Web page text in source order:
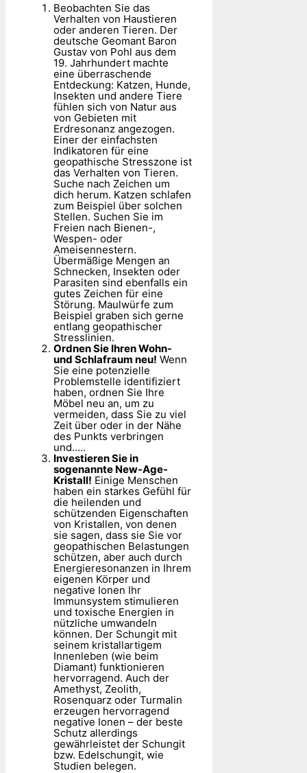
Beobachten Sie das
Verhalten von Haustieren
oder anderen Tieren. Der
deutsche Geomant Baron
Gustav von Pohl aus dem
19. Jahrhundert machte
eine überraschende
Entdeckung: Katzen, Hunde,
Insekten und andere Tiere
fühlen sich von Natur aus
von Gebieten mit
Erdresonanz angezogen.
Einer der einfachsten
Indikatoren für eine
geopathische Stresszone ist
das Verhalten von Tieren.
Suche nach Zeichen um
dich herum. Katzen schlafen
zum Beispiel über solchen
Stellen. Suchen Sie im
Freien nach Bienen-,
Wespen- oder
Ameisennestern.
Übermäßige Mengen an
Schnecken, Insekten oder
Parasiten sind ebenfalls ein
gutes Zeichen für eine
Störung. Maulwürfe zum
Beispiel graben sich gerne
entlang geopathischer
Stresslinien.
Ordnen Sie Ihren Wohn-
und Schlafraum neu! Wenn
Sie eine potenzielle
Problemstelle identifiziert
haben, ordnen Sie Ihre
Möbel neu an, um zu
vermeiden, dass Sie zu viel
Zeit über oder in der Nähe
des Punkts verbringen
und…..
Investieren Sie in
sogenannte New-Age-
Kristall! Einige Menschen
haben ein starkes Gefühl für
die heilenden und
schützenden Eigenschaften
von Kristallen, von denen
sie sagen, dass sie Sie vor
geopathischen Belastungen
schützen, aber auch durch
Energieresonanzen in Ihrem
eigenen Körper und
negative Ionen Ihr
Immunsystem stimulieren
und toxische Energien in
nützliche umwandeln
können. Der Schungit mit
seinem kristallartigem
Innenleben (wie beim
Diamant) funktionieren
hervorragend. Auch der
Amethyst, Zeolith,
Rosenquarz oder Turmalin
erzeugen hervorragend
negative Ionen – der beste
Schutz allerdings
gewährleistet der Schungit
bzw. Edelschungit, wie
Studien belegen.